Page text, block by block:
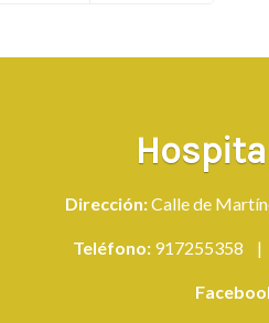
Dirección:Calle de
Teléfono: 917255358